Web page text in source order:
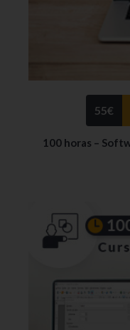
55€
100 horas –